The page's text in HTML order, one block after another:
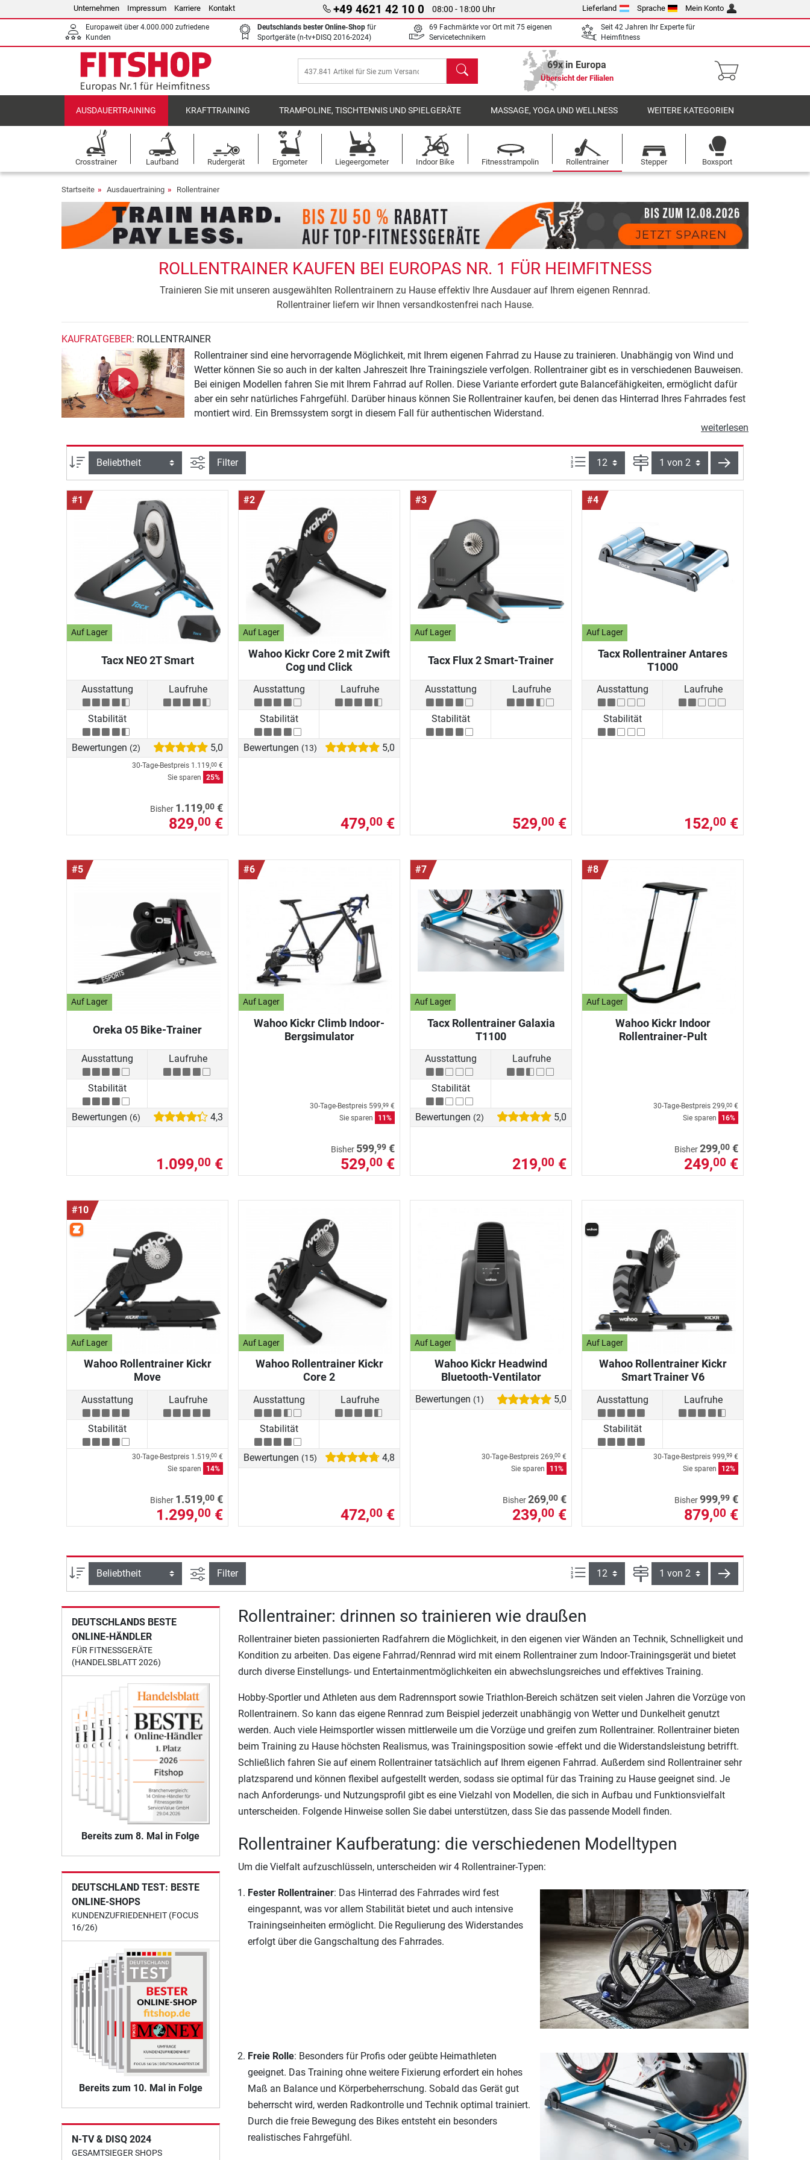
Unternehmen Impressum Karriere Kontakt +49 4621 42 10 0 08:00 - 18:00 Uhr Lieferland Sprache Mein Konto
Europaweit über 4.000.000 zufriedene
Kunden
Deutschlands bester Online-Shop für
Sportgeräte (n-tv+DISQ 2016-2024)
69 Fachmärkte vor Ort mit 75 eigenen
Servicetechnikern
Seit 42 Jahren Ihr Experte für
Heimfitness
Suchen 69x in Europa
Übersicht der Filialen
AUSDAUERTRAINING KRAFTTRAINING TRAMPOLINE, TISCHTENNIS UND SPIELGERÄTE MASSAGE, YOGA UND WELLNESS WEITERE KATEGORIEN
Crosstrainer Laufband Rudergerät Ergometer Liegeergometer Indoor Bike Fitnesstrampolin Rollentrainer Stepper Boxsport
Startseite Ausdauertraining Rollentrainer
ROLLENTRAINER KAUFEN BEI EUROPAS NR. 1 FÜR HEIMFITNESS
Trainieren Sie mit unseren ausgewählten Rollentrainern zu Hause effektiv Ihre Ausdauer auf Ihrem eigenen Rennrad.
Rollentrainer liefern wir Ihnen versandkostenfrei nach Hause.
KAUFRATGEBER: ROLLENTRAINER
Rollentrainer sind eine hervorragende Möglichkeit, mit Ihrem eigenen Fahrrad zu Hause zu trainieren. Unabhängig von Wind und
Wetter können Sie so auch in der kalten Jahreszeit Ihre Trainingsziele verfolgen. Rollentrainer gibt es in verschiedenen Bauweisen.
Bei einigen Modellen fahren Sie mit Ihrem Fahrrad auf Rollen. Diese Variante erfordert gute Balancefähigkeiten, ermöglicht dafür
aber ein sehr natürliches Fahrgefühl. Darüber hinaus können Sie Rollentrainer kaufen, bei denen das Hinterrad Ihres Fahrrades fest
montiert wird. Ein Bremssystem sorgt in diesem Fall für authentischen Widerstand.
weiterlesen
Sortierung Ansicht filtern
Filter Artikel pro Seite: Seite weiter
#1
Auf Lager
Tacx NEO 2T Smart
Ausstattung Laufruhe
Stabilität
Bewertungen (2) 5,0
30-Tage-Bestpreis 1.119,00 €
Sie sparen
25%
Bisher 1.119,00 €
829,00 €
#2
Auf Lager
Wahoo Kickr Core 2 mit Zwift
Cog und Click
Ausstattung Laufruhe
Stabilität
Bewertungen (13) 5,0
479,00 €
#3
Auf Lager
Tacx Flux 2 Smart-Trainer
Ausstattung Laufruhe
Stabilität
529,00 €
#4
Auf Lager
Tacx Rollentrainer Antares
T1000
Ausstattung Laufruhe
Stabilität
152,00 €
#5
Auf Lager
Oreka O5 Bike-Trainer
Ausstattung Laufruhe
Stabilität
Bewertungen (6) 4,3
1.099,00 €
#6
Auf Lager
Wahoo Kickr Climb Indoor-
Bergsimulator
30-Tage-Bestpreis 599,99 €
Sie sparen
11%
Bisher 599,99 €
529,00 €
#7
Auf Lager
Tacx Rollentrainer Galaxia
T1100
Ausstattung Laufruhe
Stabilität
Bewertungen (2) 5,0
219,00 €
#8
Auf Lager
Wahoo Kickr Indoor
Rollentrainer-Pult
30-Tage-Bestpreis 299,00 €
Sie sparen
16%
Bisher299,00 €
249,00 €
#10
Auf Lager
Wahoo Rollentrainer Kickr
Move
Ausstattung Laufruhe
Stabilität
30-Tage-Bestpreis 1.519,00 €
Sie sparen
14%
Bisher 1.519,00 €
1.299,00 €
Auf Lager
Wahoo Rollentrainer Kickr
Core 2
Ausstattung Laufruhe
Stabilität
Bewertungen (15) 4,8
472,00 €
Auf Lager
Wahoo Kickr Headwind
Bluetooth-Ventilator
Bewertungen (1) 5,0
30-Tage-Bestpreis 269,00 €
Sie sparen
11%
Bisher269,00 €
239,00 €
Auf Lager
Wahoo Rollentrainer Kickr
Smart Trainer V6
Ausstattung Laufruhe
Stabilität
30-Tage-Bestpreis 999,99 €
Sie sparen
12%
Bisher999,99 €
879,00 €
Sortierung Ansicht filtern
Filter Artikel pro Seite: Seite weiter
DEUTSCHLANDS BESTE
ONLINE-HÄNDLER
FÜR FITNESSGERÄTE
(HANDELSBLATT 2026)
Bereits zum 8. Mal in Folge
DEUTSCHLAND TEST: BESTE
ONLINE-SHOPS
KUNDENZUFRIEDENHEIT (FOCUS
16/26)
Bereits zum 10. Mal in Folge
N-TV & DISQ 2024
GESAMTSIEGER SHOPS
Rollentrainer: drinnen so trainieren wie draußen
Rollentrainer bieten passionierten Radfahrern die Möglichkeit, in den eigenen vier Wänden an Technik, Schnelligkeit und
Kondition zu arbeiten. Das eigene Fahrrad/Rennrad wird mit einem Rollentrainer zum Indoor-Trainingsgerät und bietet
durch diverse Einstellungs- und Entertainmentmöglichkeiten ein abwechslungsreiches und effektives Training.
Hobby-Sportler und Athleten aus dem Radrennsport sowie Triathlon-Bereich schätzen seit vielen Jahren die Vorzüge von
Rollentrainern. So kann das eigene Rennrad zum Beispiel jederzeit unabhängig von Wetter und Dunkelheit genutzt
werden. Auch viele Heimsportler wissen mittlerweile um die Vorzüge und greifen zum Rollentrainer. Rollentrainer bieten
beim Training zu Hause höchsten Realismus, was Trainingsposition sowie -effekt und die Widerstandsleistung betrifft.
Schließlich fahren Sie auf einem Rollentrainer tatsächlich auf Ihrem eigenen Fahrrad. Außerdem sind Rollentrainer sehr
platzsparend und können flexibel aufgestellt werden, sodass sie optimal für das Training zu Hause geeignet sind. Je
nach Anforderungs- und Nutzungsprofil gibt es eine Vielzahl von Modellen, die sich in Aufbau und Funktionsvielfalt
unterscheiden. Folgende Hinweise sollen Sie dabei unterstützen, dass Sie das passende Modell finden.
Rollentrainer Kaufberatung: die verschiedenen Modelltypen
Um die Vielfalt aufzuschlüsseln, unterscheiden wir 4 Rollentrainer-Typen:
Fester Rollentrainer: Das Hinterrad des Fahrrades wird fest
eingespannt, was vor allem Stabilität bietet und auch intensive
Trainingseinheiten ermöglicht. Die Regulierung des Widerstandes
erfolgt über die Gangschaltung des Fahrrades.
Freie Rolle: Besonders für Profis oder geübte Heimathleten
geeignet. Das Training ohne weitere Fixierung erfordert ein hohes
Maß an Balance und Körperbeherrschung. Sobald das Gerät gut
beherrscht wird, werden Radkontrolle und Technik optimal trainiert.
Durch die freie Bewegung des Bikes entsteht ein besonders
realistisches Fahrgefühl.